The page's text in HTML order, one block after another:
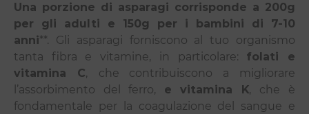
Una porzione di asparagi corrisponde a 200g
per gli adulti e 150g per i bambini di 7-10
anni**. Gli asparagi forniscono al tuo organismo
tanta fibra e vitamine, in particolare: folati e
vitamina C,
che contribuiscono a migliorare
l’assorbimento del ferro, e vitamina K,
che è
fondamentale per la coagulazione del sangue e